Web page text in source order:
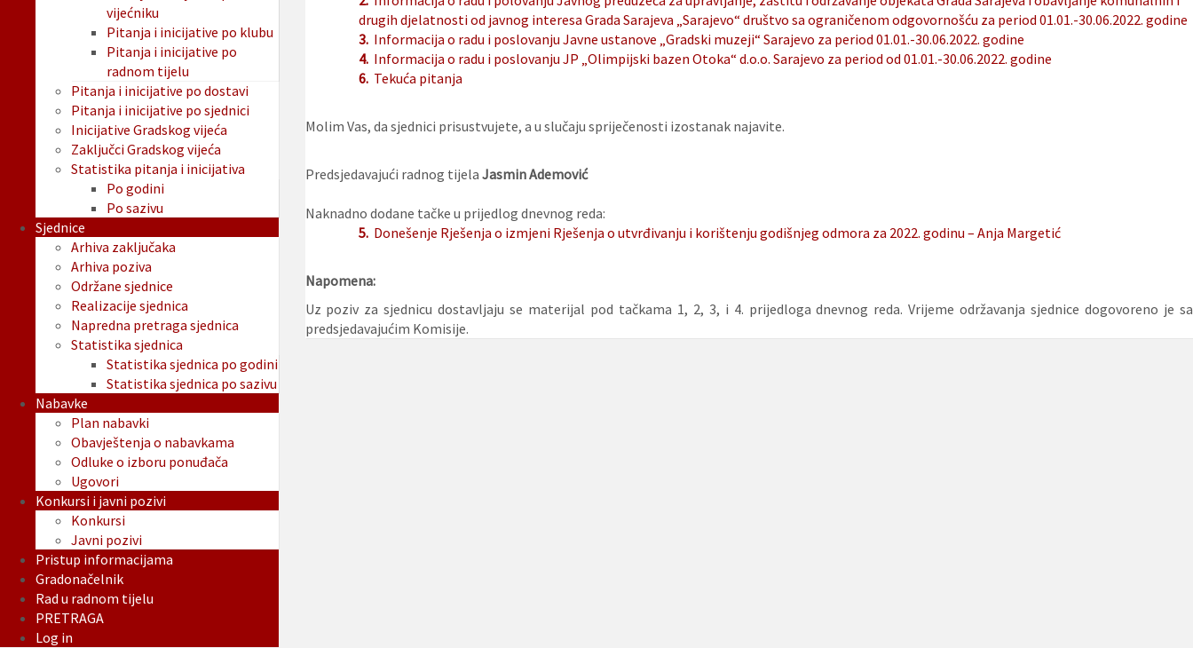
drugih djelatnosti od javnog interesa Grada Sarajeva „Sarajevo“ društvo sa ograničenom odgovornošću za period 01.01.-30.06.2022. godine
3. Informacija o radu i poslovanju Javne ustanove „Gradski muzeji“ Sarajevo za period 01.01.-30.06.2022. godine
4. Informacija o radu i poslovanju JP „Olimpijski bazen Otoka“ d.o.o. Sarajevo za period od 01.01.-30.06.2022. godine
6. Tekuća pitanja
Molim Vas, da sjednici prisustvujete, a u slučaju spriječenosti izostanak najavite.
Predsjedavajući radnog tijela Jasmin Ademović
Naknadno dodane tačke u prijedlog dnevnog reda:
5. Donešenje Rješenja o izmjeni Rješenja o utvrđivanju i korištenju godišnjeg odmora za 2022. godinu – Anja Margetić
Napomena:
Uz poziv za sjednicu dostavljaju se materijal pod tačkama 1, 2, 3, i 4. prijedloga dnevnog reda. Vrijeme održavanja sjednice dogovoreno je sa
predsjedavajućim Komisije.
vijećniku
Pitanja i inicijative po klubu
Pitanja i inicijative po
radnom tijelu
Pitanja i inicijative po dostavi
Pitanja i inicijative po sjednici
Inicijative Gradskog vijeća
Zaključci Gradskog vijeća
Statistika pitanja i inicijativa
Po godini
Po sazivu
Sjednice
Arhiva zaključaka
Arhiva poziva
Održane sjednice
Realizacije sjednica
Napredna pretraga sjednica
Statistika sjednica
Statistika sjednica po godini
Statistika sjednica po sazivu
Nabavke
Plan nabavki
Obavještenja o nabavkama
Odluke o izboru ponuđača
Ugovori
Konkursi i javni pozivi
Konkursi
Javni pozivi
Pristup informacijama
Gradonačelnik
Rad u radnom tijelu
PRETRAGA
Log in